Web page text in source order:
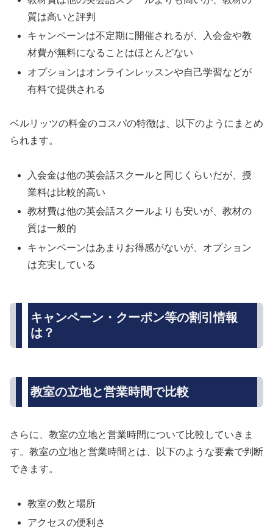
質は高いと評判
キャンペーンは不定期に開催されるが、入会金や教
材費が無料になることはほとんどない
オプションはオンラインレッスンや自己学習などが
有料で提供される
ベルリッツの料金のコスパの特徴は、以下のようにまとめ
られます。
入会金は他の英会話スクールと同じくらいだが、授
業料は比較的高い
教材費は他の英会話スクールよりも安いが、教材の
質は一般的
キャンペーンはあまりお得感がないが、オプション
は充実している
キャンペーン・クーポン等の割引情報
は？
教室の立地と営業時間で比較
さらに、教室の立地と営業時間について比較していきま
す。教室の立地と営業時間とは、以下のような要素で判断
できます。
教室の数と場所
アクセスの便利さ